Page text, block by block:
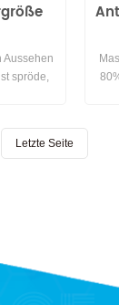
Aussehen
spröde,
reagiert im
istLetzte Seite